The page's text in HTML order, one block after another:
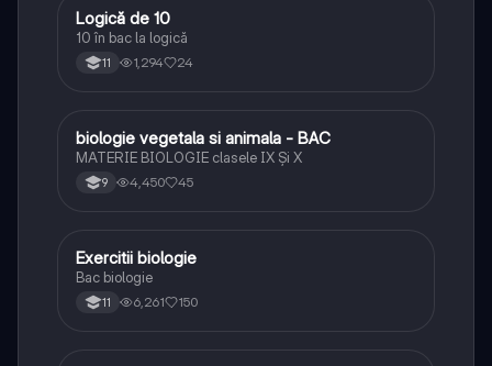
Logică
Logică de 10
10 în bac la logică
11 1,294 24
Biologie
biologie vegetala si animala - BAC
MATERIE BIOLOGIE clasele IX Şi X
9 4,450 45
Biologie
Exercitii biologie
Bac biologie
11 6,261 150